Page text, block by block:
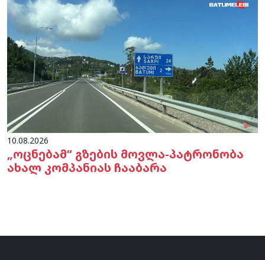
10.08.2026
„ოცნებამ“ გზების მოვლა-პატრონობა
ახალ კომპანიას ჩააბარა